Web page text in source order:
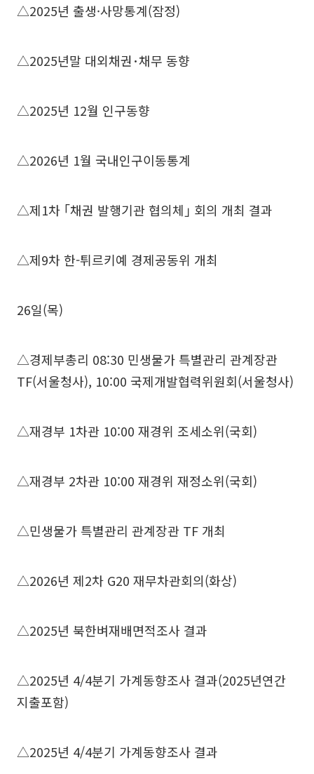
△2025년 출생·사망통계(잠정)
△2025년말 대외채권･채무 동향
△2025년 12월 인구동향
△2026년 1월 국내인구이동통계
△제1차 ｢채권 발행기관 협의체｣ 회의 개최 결과
△제9차 한-튀르키예 경제공동위 개최
26일(목)
△경제부총리 08:30 민생물가 특별관리 관계장관
TF(서울청사), 10:00 국제개발협력위원회(서울청사)
△재경부 1차관 10:00 재경위 조세소위(국회)
△재경부 2차관 10:00 재경위 재정소위(국회)
△민생물가 특별관리 관계장관 TF 개최
△2026년 제2차 G20 재무차관회의(화상)
△2025년 북한벼재배면적조사 결과
△2025년 4/4분기 가계동향조사 결과(2025년연간
지출포함)
△2025년 4/4분기 가계동향조사 결과